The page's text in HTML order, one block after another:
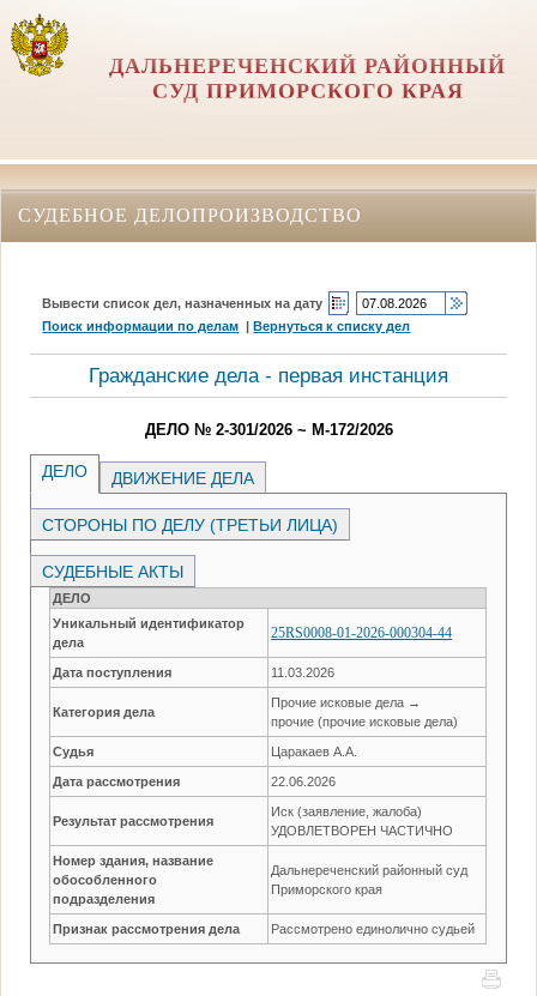
ДАЛЬНЕРЕЧЕНСКИЙ РАЙОННЫЙ
СУД ПРИМОРСКОГО КРАЯ
СУДЕБНОЕ ДЕЛОПРОИЗВОДСТВО
Вывести список дел, назначенных на дату
Поиск информации по делам |Вернуться к списку дел
Гражданские дела - первая инстанция
ДЕЛО № 2-301/2026 ~ М-172/2026
ДЕЛО ДВИЖЕНИЕ ДЕЛА
СТОРОНЫ ПО ДЕЛУ (ТРЕТЬИ ЛИЦА)
СУДЕБНЫЕ АКТЫ
ДЕЛО
Уникальный идентификатор
дела
25RS0008-01-2026-000304-44
Дата поступления 11.03.2026
Категория дела
Прочие исковые дела →
прочие (прочие исковые дела)
Судья Царакаев А.А.
Дата рассмотрения 22.06.2026
Результат рассмотрения
Иск (заявление, жалоба)
УДОВЛЕТВОРЕН ЧАСТИЧНО
Номер здания, название
обособленного
подразделения
Дальнереченский районный суд
Приморского края
Признак рассмотрения дела Рассмотрено единолично судьей